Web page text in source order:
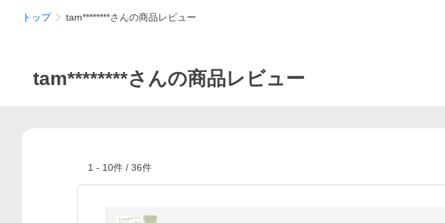
トップ tam********さんの商品レビュー
tam********さんの商品レビュー
1 - 10件 / 36件